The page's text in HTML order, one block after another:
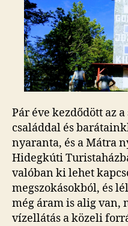
Pár éve kezdődött az
családdal és
nyaranta, és a Mátra
Hidegkúti
valóban ki lehet
megszokásokból, és
még áram is alig van,
vízellátás a közeli